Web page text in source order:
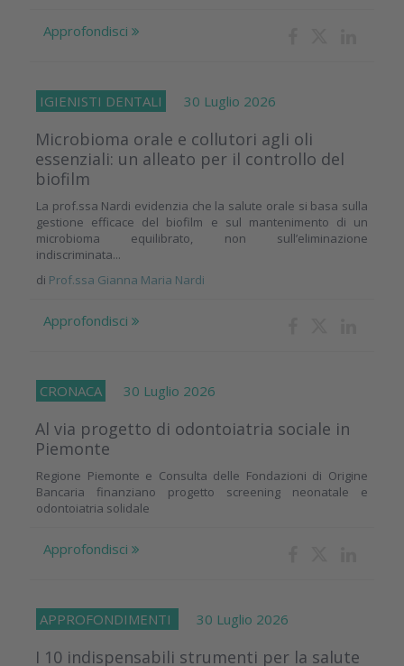
Approfondisci
IGIENISTI DENTALI 30 Luglio 2026
Microbioma orale e collutori agli oli
essenziali: un alleato per il controllo del
biofilm
La prof.ssa Nardi evidenzia che la salute orale si basa sulla
gestione efficace del biofilm e sul mantenimento di un
microbioma equilibrato, non sull’eliminazione
indiscriminata...
di Prof.ssa Gianna Maria Nardi
Approfondisci
CRONACA 30 Luglio 2026
Al via progetto di odontoiatria sociale in
Piemonte
Regione Piemonte e Consulta delle Fondazioni di Origine
Bancaria finanziano progetto screening neonatale e
odontoiatria solidale
Approfondisci
APPROFONDIMENTI 30 Luglio 2026
I 10 indispensabili strumenti per la salute